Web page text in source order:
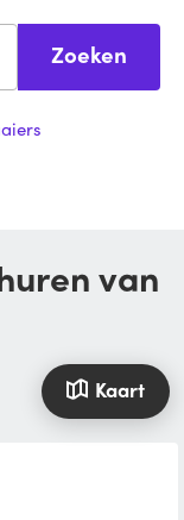
Zoeken
Kaart